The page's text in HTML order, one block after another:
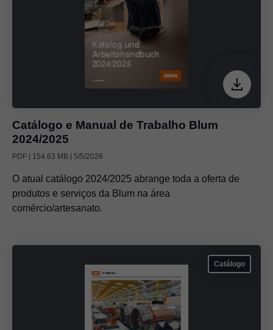
Catálogo e Manual de Trabalho Blum
2024/2025
PDF | 154.63 MB | 5/5/2026
O atual catálogo 2024/2025 abrange toda a oferta de
produtos e serviços da Blum na área
comércio/artesanato.
Catálogo